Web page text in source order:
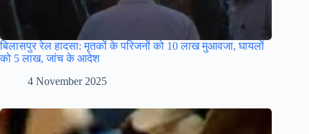
बिलासपुर रेल हादसा: मृतकों के परिजनों को 10 लाख मुआवजा, घायलों
को 5 लाख, जांच के आदेश
4 November 2025